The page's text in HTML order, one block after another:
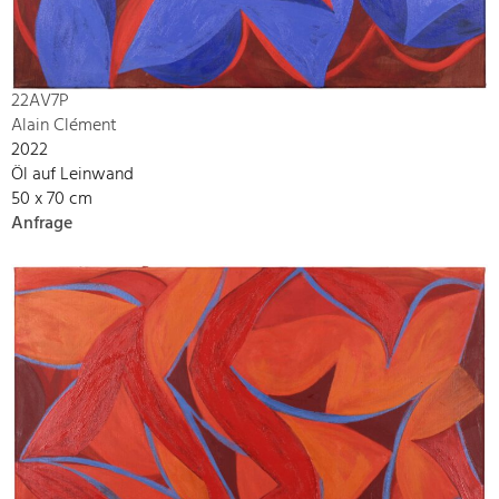
22AV7P
Alain Clément
2022
Öl auf Leinwand
50 x 70 cm
Anfrage